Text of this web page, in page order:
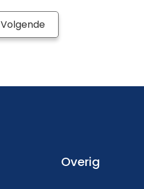
Volgende
Overig